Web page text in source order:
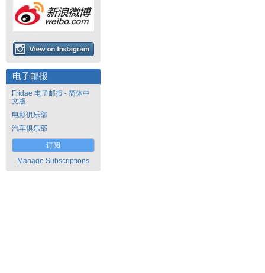
电子邮报
Fridae 电子邮报 - 简体中
文版
电影俱乐部
汽车俱乐部
订阅
Manage Subscriptions